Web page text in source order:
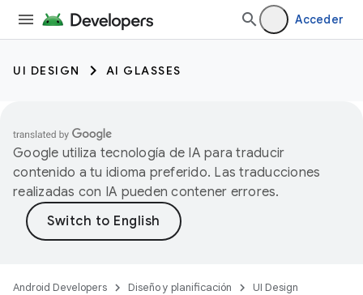
Acceder
UI DESIGN AI GLASSES
Google utiliza tecnología de IA para traducir
contenido a tu idioma preferido. Las traducciones
realizadas con IA pueden contener errores.
Android Developers Diseño y planificación
UI Design